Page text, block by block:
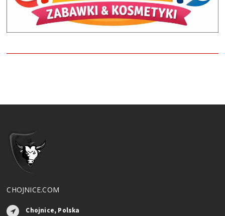
CHOJNICE.COM
Chojnice, Polska